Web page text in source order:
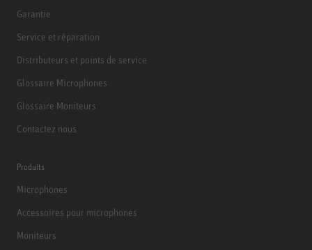
Garantie
Service et réparation
Distributeurs et points de service
Glossaire Microphones
Glossaire Moniteurs
Contactez nous
Produits
Microphones
Accessoires pour microphones
Moniteurs